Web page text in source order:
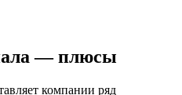
— плюсы
компании ряд